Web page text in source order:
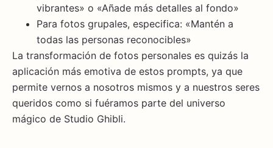
vibrantes» o «Añade más detalles al fondo»
Para fotos grupales, especifica: «Mantén a
todas las personas reconocibles»
La transformación de fotos personales es quizás la
aplicación más emotiva de estos prompts, ya que
permite vernos a nosotros mismos y a nuestros seres
queridos como si fuéramos parte del universo
mágico de Studio Ghibli.